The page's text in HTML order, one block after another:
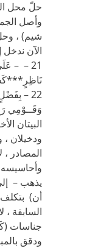
حلّ محل
وأصل
شيم) ،
الآن ندخل
21 – –
22 –
وَقَــوْمِي
البيتان
ودخيلان ،
المصادر
يذهب –
أن) بتكلف
السابقة ،
جناسات
ودقق